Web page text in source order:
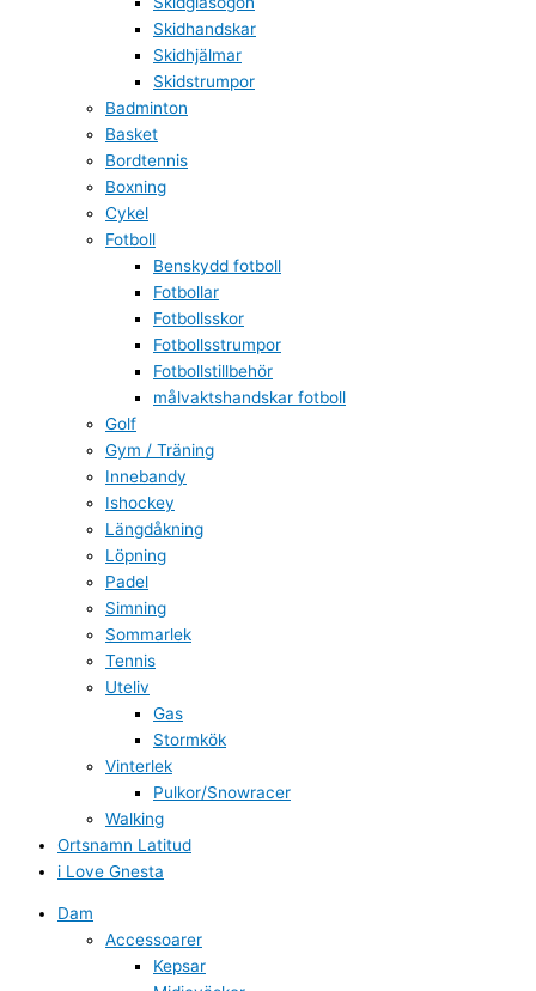
Skidhandskar
Skidhjälmar
Skidstrumpor
Badminton
Basket
Bordtennis
Boxning
Cykel
Fotboll
Benskydd fotboll
Fotbollar
Fotbollsskor
Fotbollsstrumpor
Fotbollstillbehör
målvaktshandskar fotboll
Golf
Gym / Träning
Innebandy
Ishockey
Längdåkning
Löpning
Padel
Simning
Sommarlek
Tennis
Uteliv
Gas
Stormkök
Vinterlek
Pulkor/Snowracer
Walking
Ortsnamn Latitud
i Love Gnesta
Dam
Accessoarer
Kepsar